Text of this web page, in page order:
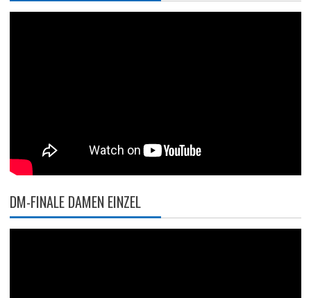
DM-FINALE DAMEN EINZEL